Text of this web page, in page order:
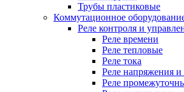
Трубы пластиковые
Коммутационное
Реле контроля и
Реле времени
Реле тепловые
Реле тока
Реле напряжения и
Реле